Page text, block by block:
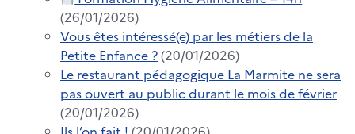
(26/01/2026)
Vous êtes intéressé(e) par les métiers de la
Petite Enfance ?(20/01/2026)
Le restaurant pédagogique La Marmite ne sera
pas ouvert au public durant le mois de février
(20/01/2026)